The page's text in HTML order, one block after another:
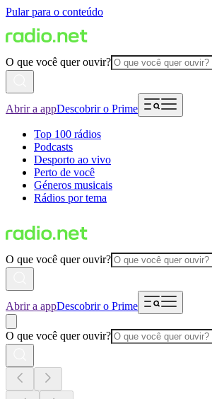
Pular para o conteúdo
O que você quer ouvir?
Abrir a appDescobrir o Prime
Top 100 rádios
Podcasts
Desporto ao vivo
Perto de você
Géneros musicais
Rádios por tema
O que você quer ouvir?
Abrir a appDescobrir o Prime
O que você quer ouvir?